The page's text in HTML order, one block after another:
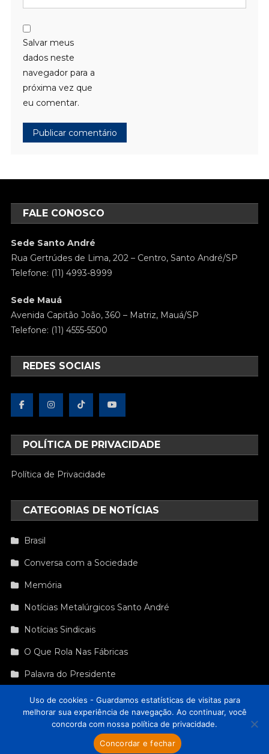
Salvar meus
dados neste
navegador para a
próxima vez que
eu comentar.
FALE CONOSCO
Sede Santo André
Rua Gertrúdes de Lima, 202 – Centro, Santo André/SP
Telefone: (11) 4993-8999
Sede Mauá
Avenida Capitão João, 360 – Matriz, Mauá/SP
Telefone: (11) 4555-5500
REDES SOCIAIS
POLÍTICA DE PRIVACIDADE
Política de Privacidade
CATEGORIAS DE NOTÍCIAS
Brasil
Conversa com a Sociedade
Memória
Notícias Metalúrgicos Santo André
Notícias Sindicais
O Que Rola Nas Fábricas
Palavra do Presidente
Sindicato É Cultura
Sindicato dos Metalúrgicos de Santo André e Mauá
Portal by
Mystery Themes.
Uso de cookies - Guardamos estatísticas de visitas para
melhorar sua experiência de navegação. Ao continuar, você
concorda com nossa política de privacidade.
Concordar e fechar